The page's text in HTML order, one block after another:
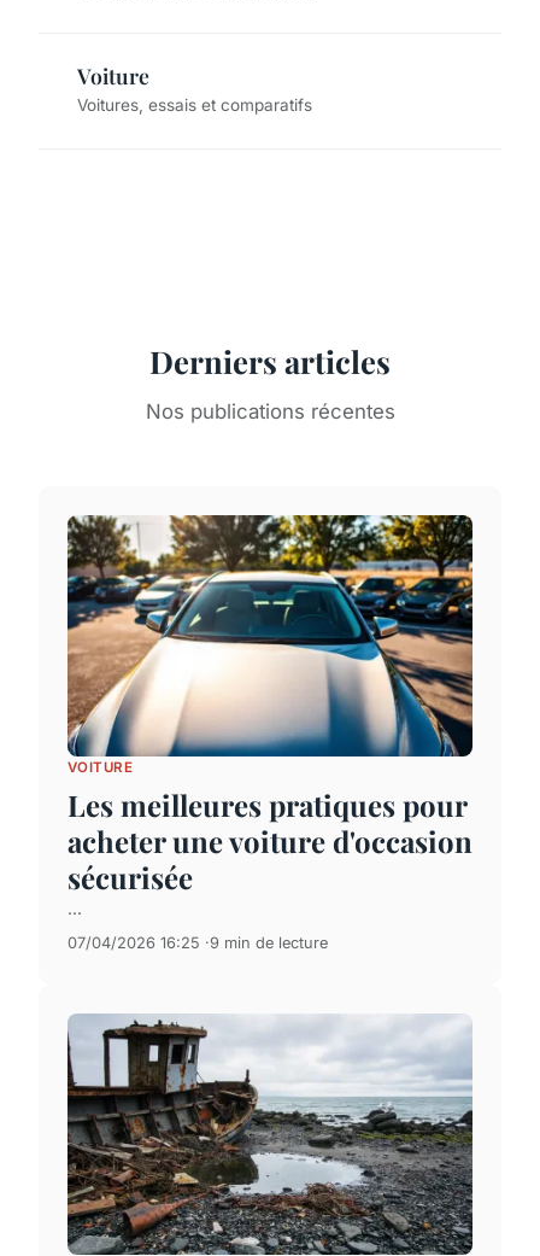
Voiture
Voitures, essais et comparatifs
Derniers articles
Nos publications récentes
VOITURE
Les meilleures pratiques pour
acheter une voiture d'occasion
sécurisée
...
07/04/2026 16:25 9 min de lecture